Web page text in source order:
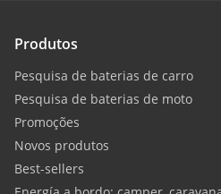
Produtos
Pesquisa de baterias de carro
Pesquisa de baterias de moto
Promoções
Novos produtos
Best-sellers